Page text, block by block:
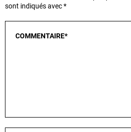
sont indiqués avec*